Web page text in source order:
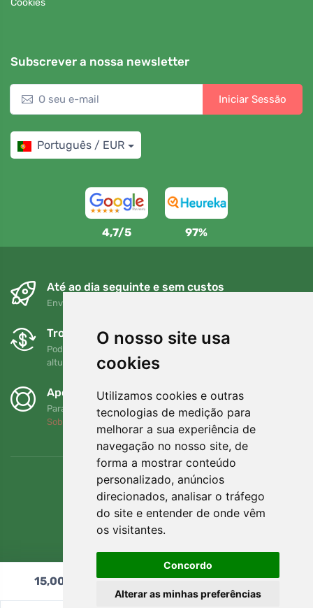
O nosso site usa
cookies
Utilizamos cookies e outras
tecnologias de medição para
melhorar a sua experiência de
navegação no nosso site, de
forma a mostrar conteúdo
personalizado, anúncios
direcionados, analisar o tráfego
do site e entender de onde vêm
os visitantes.
Concordo
Alterar as minhas preferências
Cookies
Subscrever a nossa newsletter
Iniciar Sessão
Português / EUR
4,7/5 97%
Até ao dia seguinte e sem custos
Envio gratuito para encomendas superiores a 80 EUR
Trocas e devoluções gratuitas
Pode devolver ou trocar a sua encomenda em qualquer
altura no prazo de 90 dias
Apoiamos a Trees.org
Para cada encomenda plantamos uma árvore! Leia mais
Sobre nós
15,00 Adicionar ao carrinho